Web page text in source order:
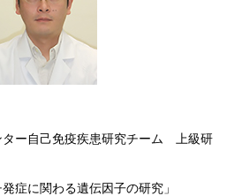
ター自己免疫疾患研究チーム 上級研
症に関わる遺伝因子の研究」